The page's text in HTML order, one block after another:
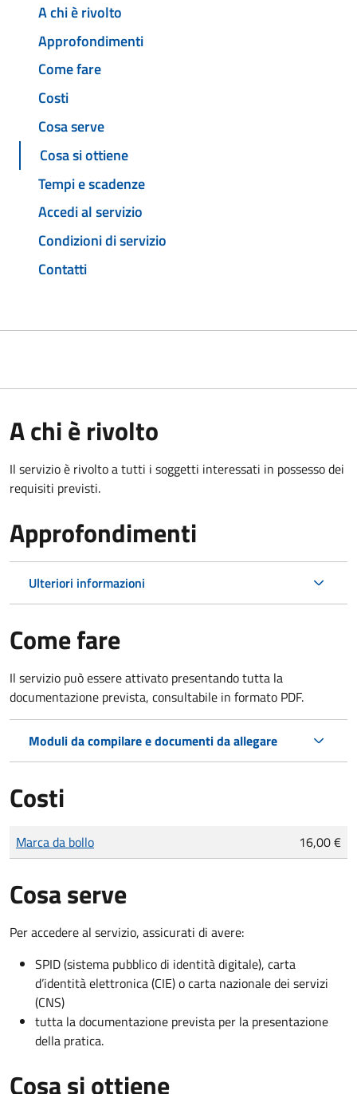
A chi è rivolto
Approfondimenti
Come fare
Costi
Cosa serve
Cosa si ottiene
Tempi e scadenze
Accedi al servizio
Condizioni di servizio
Contatti
A chi è rivolto
Il servizio è rivolto a tutti i soggetti interessati in possesso dei
requisiti previsti.
Approfondimenti
Ulteriori informazioni
Come fare
Il servizio può essere attivato presentando tutta la
documentazione prevista, consultabile in formato PDF.
Moduli da compilare e documenti da allegare
Costi
Tipo di pagamento
Importo
Marca da bollo 16,00 €
Cosa serve
Per accedere al servizio, assicurati di avere:
SPID (sistema pubblico di identità digitale), carta
d’identità elettronica (CIE) o carta nazionale dei servizi
(CNS)
tutta la documentazione prevista per la presentazione
della pratica.
Cosa si ottiene